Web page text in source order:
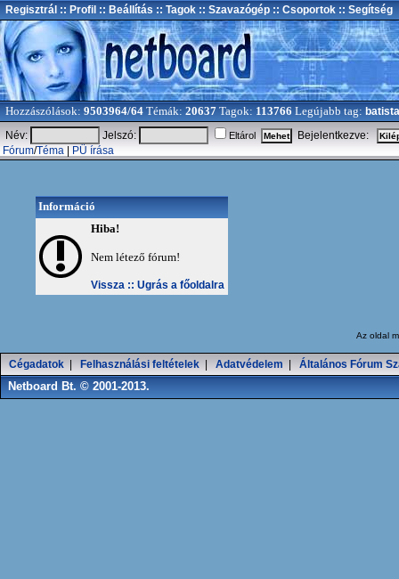
Regisztrál :: Profil :: Beállítás :: Tagok :: Szavazógép :: Csoportok :: Segítség
Hozzászólások: 9503964/64 Témák: 20637 Tagok: 113766 Legújabb tag: batista
Név:
Jelszó: Eltárol
Bejelentkezve:
Fórum/Téma PÜ írása
Információ
Hiba!
Nem létező fórum!
Vissza :: Ugrás a főoldalra
Az oldal
Cégadatok Felhasználási feltételek Adatvédelem Általános Fórum
Netboard Bt. © 2001-2013.